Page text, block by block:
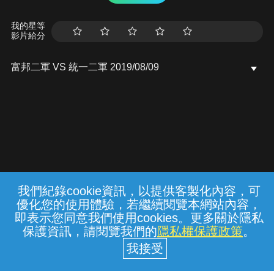
我們紀錄cookie資訊，以提供客製化內容，可
優化您的使用體驗，若繼續閱覽本網站內容，
即表示您同意我們使用cookies。更多關於隱私
保護資訊，請閱覽我們的隱私權保護政策。
我的星等
影片給分
富邦二軍 VS 統一二軍 2019/08/09
常見問題 線上客服 服務條款 隱私權保護
中華電信股份有限公司個人家庭分公司
(統一編號：96979949) © 2026
{{notifyMsg}}